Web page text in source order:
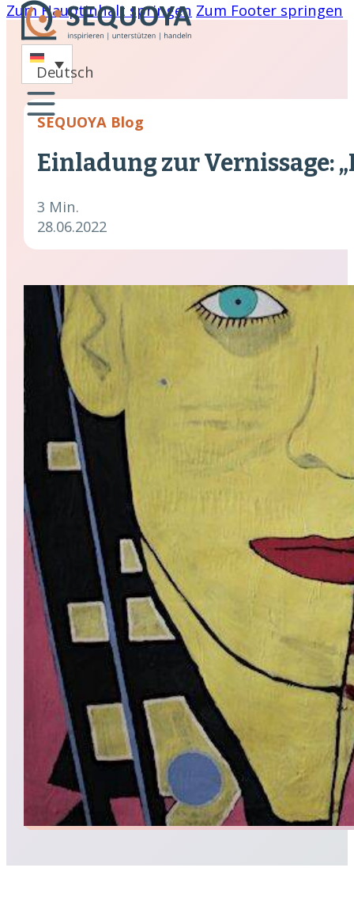
Zum Hauptinhalt springen Zum Footer springen
Deutsch
SEQUOYA Blog
Einladung zur Vernissage:
3 Min.
28.06.2022